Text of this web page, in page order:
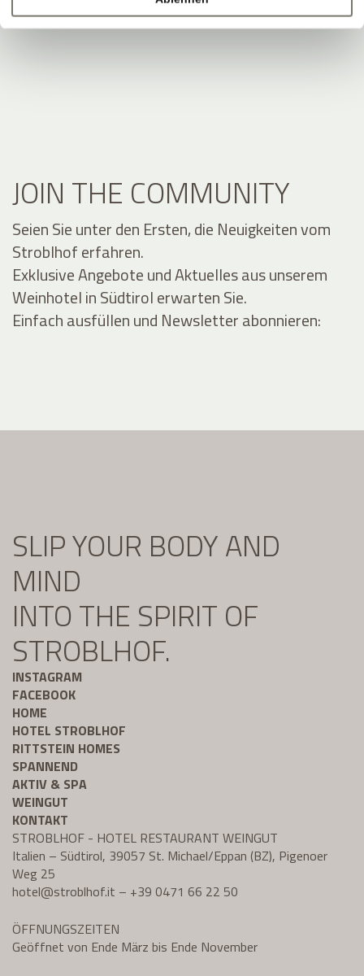
JOIN THE COMMUNITY
Seien Sie unter den Ersten, die Neuigkeiten vom
Stroblhof erfahren.
Exklusive Angebote und Aktuelles aus unserem
Weinhotel in Südtirol erwarten Sie.
Einfach ausfüllen und Newsletter abonnieren:
SLIP YOUR BODY AND
MIND
INTO THE SPIRIT OF
STROBLHOF.
INSTAGRAM
FACEBOOK
HOME
HOTEL STROBLHOF
RITTSTEIN HOMES
SPANNEND
AKTIV & SPA
WEINGUT
KONTAKT
STROBLHOF - HOTEL RESTAURANT WEINGUT
Italien – Südtirol, 39057 St. Michael/Eppan (BZ), Pigenoer
Weg 25
hotel@stroblhof.it – +39 0471 66 22 50
ÖFFNUNGSZEITEN
Geöffnet von Ende März bis Ende November